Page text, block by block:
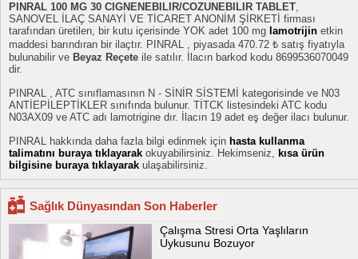
PINRAL 100 MG 30 CIGNENEBILIR/COZUNEBILIR TABLET,
SANOVEL İLAÇ SANAYİ VE TİCARET ANONİM ŞİRKETİ firması
tarafından üretilen, bir kutu içerisinde YOK adet 100 mg lamotrijin etkin
maddesi barındıran bir ilaçtır. PINRAL , piyasada 470.72 ₺ satış fiyatıyla
bulunabilir ve Beyaz Reçete ile satılır. İlacın barkod kodu 8699536070049
dir.
PINRAL , ATC sınıflamasının N - SİNİR SİSTEMİ kategorisinde ve N03
ANTİEPİLEPTİKLER sınıfında bulunur. TİTCK listesindeki ATC kodu
N03AX09 ve ATC adı lamotrigine dır. İlacın 19 adet eş değer ilacı bulunur.
PINRAL hakkında daha fazla bilgi edinmek için hasta kullanma
talimatını buraya tıklayarak okuyabilirsiniz. Hekimseniz, kısa ürün
bilgisine buraya tıklayarak ulaşabilirsiniz.
Sağlık Dünyasından Son Haberler
Çalışma Stresi Orta Yaşlıların
Uykusunu Bozuyor